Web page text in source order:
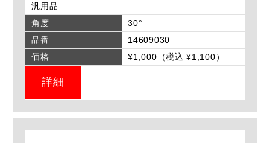
汎用品
角度
30°
品番
14609030
価格
¥1,000（税込 ¥1,100）
詳細